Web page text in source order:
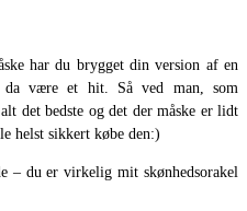
har du brygget din version af en
være et hit. Så ved man, som
det bedste og det der måske er lidt
helst sikkert købe den:)
– du er virkelig mit skønhedsorakel